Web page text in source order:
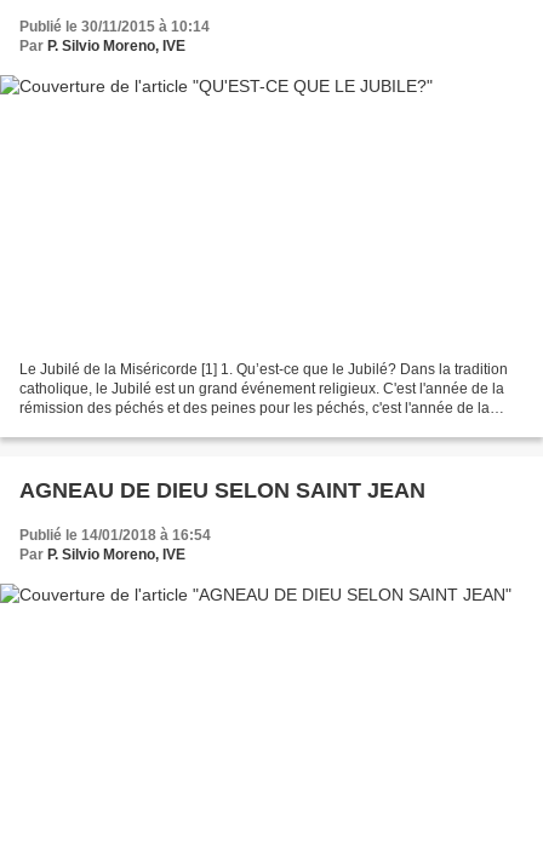
Publié le 30/11/2015 à 10:14
Par P. Silvio Moreno, IVE
Le Jubilé de la Miséricorde [1] 1. Qu’est-ce que le Jubilé? Dans la tradition
catholique, le Jubilé est un grand événement religieux. C'est l'année de la
rémission des péchés et des peines pour les péchés, c'est l'année de la
AGNEAU DE DIEU SELON SAINT JEAN
Publié le 14/01/2018 à 16:54
Par P. Silvio Moreno, IVE